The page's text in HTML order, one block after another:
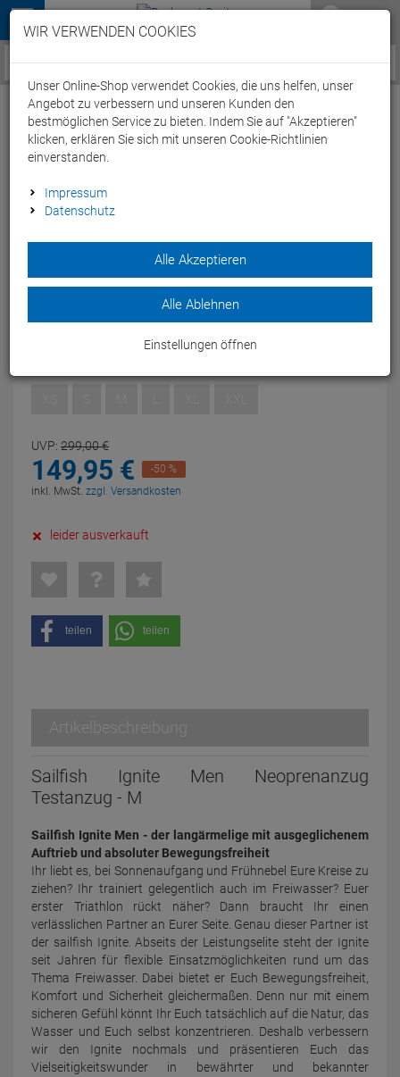
Menü
Service / Hilfe
Sailfish Ignite Men Neoprenanzug
Testanzug - M
Der neue Ignite ist der Outdoor Swimming Neoprenanzug der
durch hochwertiges Material, extrem angenehme Passform
UVP: 299,00€
149,95 €
-50 %
inkl. MwSt. zzgl. Versandkosten
leider ausverkauft
teilen teilen
Artikelbeschreibung
Sailfish Ignite Men Neoprenanzug
Testanzug - M
Sailfish Ignite Men - der langärmelige mit ausgeglichenem
Auftrieb und absoluter Bewegungsfreiheit
Ihr liebt es, bei Sonnenaufgang und Frühnebel Eure Kreise zu
ziehen? Ihr trainiert gelegentlich auch im Freiwasser? Euer
erster Triathlon rückt näher? Dann braucht Ihr einen
verlässlichen Partner an Eurer Seite. Genau dieser Partner ist
der sailfish Ignite. Abseits der Leistungselite steht der Ignite
seit Jahren für flexible Einsatzmöglichkeiten rund um das
Thema Freiwasser. Dabei bietet er Euch Bewegungsfreiheit,
Komfort und Sicherheit gleichermaßen. Denn nur mit einem
sicheren Gefühl könnt Ihr Euch tatsächlich auf die Natur, das
Wasser und Euch selbst konzentrieren. Deshalb verbessern
wir den Ignite nochmals und präsentieren Euch das
Vielseitigkeitswunder in bewährter und bekannter
WIR VERWENDEN COOKIES
Unser Online-Shop verwendet Cookies, die uns helfen, unser
Angebot zu verbessern und unseren Kunden den
bestmöglichen Service zu bieten. Indem Sie auf "Akzeptieren"
klicken, erklären Sie sich mit unseren Cookie-Richtlinien
einverstanden.
Impressum
Datenschutz
Alle Akzeptieren
Alle Ablehnen
Einstellungen öffnen